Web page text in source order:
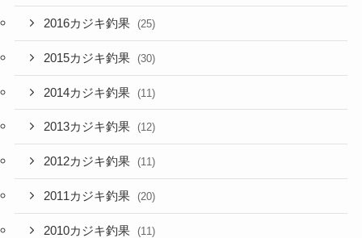
2016カジキ釣果 (25)
2015カジキ釣果 (30)
2014カジキ釣果 (11)
2013カジキ釣果 (12)
2012カジキ釣果 (11)
2011カジキ釣果 (20)
2010カジキ釣果 (11)